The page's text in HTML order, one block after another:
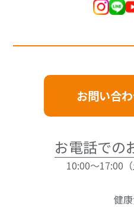
お問い合
お電話での
10:00～17:00（
健